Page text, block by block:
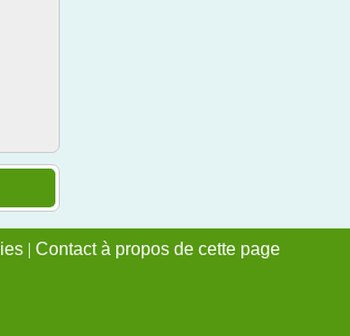
| Contact à propos de cette page